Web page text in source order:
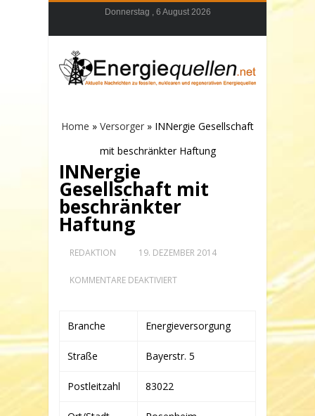
Donnerstag , 6 August 2026
Home » Versorger » INNergie Gesellschaft
mit beschränkter Haftung
INNergie
Gesellschaft mit
beschränkter
Haftung
REDAKTION 19. DEZEMBER 2014
KOMMENTARE DEAKTIVIERTFÜR
BESCHRÄNKTER
HAFTUNG
Branche Energieversorgung
Straße Bayerstr. 5
Postleitzahl 83022